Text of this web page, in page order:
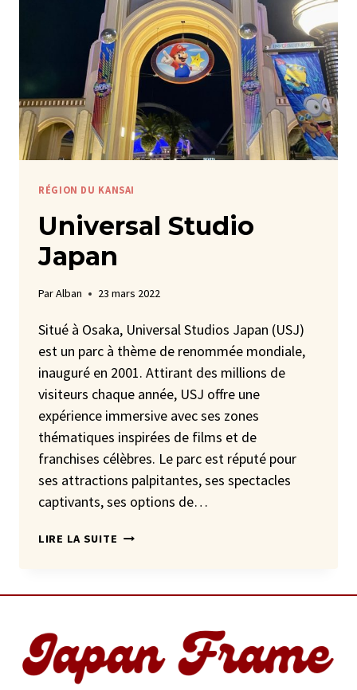
RÉGION DU KANSAI
Universal Studio
Japan
ParAlban 23 mars 2022
Situé à Osaka, Universal Studios Japan (USJ)
est un parc à thème de renommée mondiale,
inauguré en 2001. Attirant des millions de
visiteurs chaque année, USJ offre une
expérience immersive avec ses zones
thématiques inspirées de films et de
franchises célèbres. Le parc est réputé pour
ses attractions palpitantes, ses spectacles
captivants, ses options de…
LIRE LA SUITE UNIVERSAL